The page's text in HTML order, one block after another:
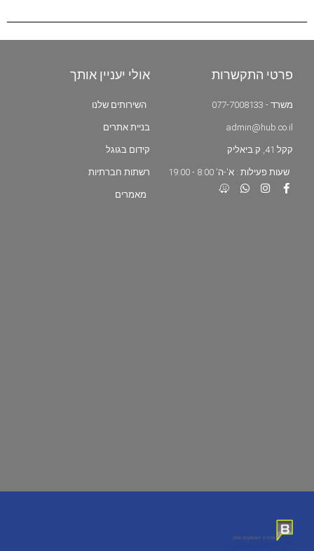
פרטי התקשרות
משרד - 077-7008133
admin@hub.co.il
קקל 41, ק.ביאליק
שעות פעילות : א'-ה' 8:00 - 19:00
אולי יעניין אותך
השירותים שלנו
בניית אתרים
קידום בגוגל
רשתות חברתיות
מאמרים